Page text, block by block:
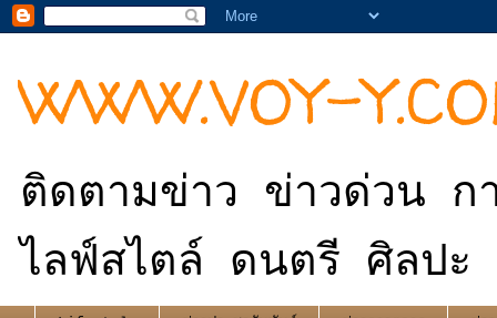
WWW.VOY-
ติดตามข่าว ข่าวด่วน ก
ไลฟ์สไตล์ ดนตรี ศิลปะ